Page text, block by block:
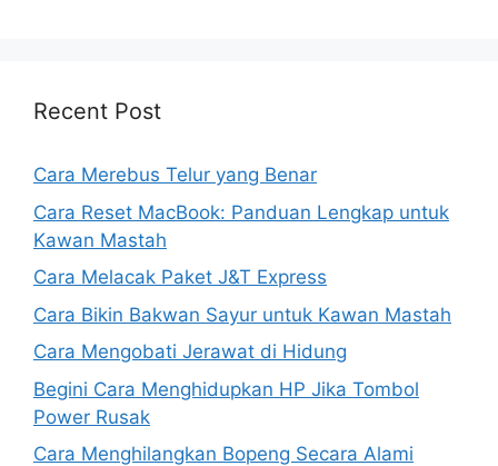
Recent Post
Cara Merebus Telur yang Benar
Cara Reset MacBook: Panduan Lengkap untuk
Kawan Mastah
Cara Melacak Paket J&T Express
Cara Bikin Bakwan Sayur untuk Kawan Mastah
Cara Mengobati Jerawat di Hidung
Begini Cara Menghidupkan HP Jika Tombol
Power Rusak
Cara Menghilangkan Bopeng Secara Alami